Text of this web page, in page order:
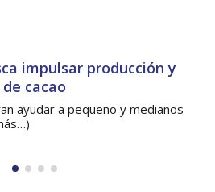
Paso Canoas
Autoridad Nacional de Aduanas con